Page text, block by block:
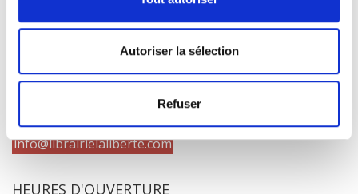
Autoriser la sélection
Refuser
COORDONNÉES
1073 route de l'Église, Québec, QC G1V 3W2
418 658-3640
info@librairielaliberte.com
HEURES D'OUVERTURE